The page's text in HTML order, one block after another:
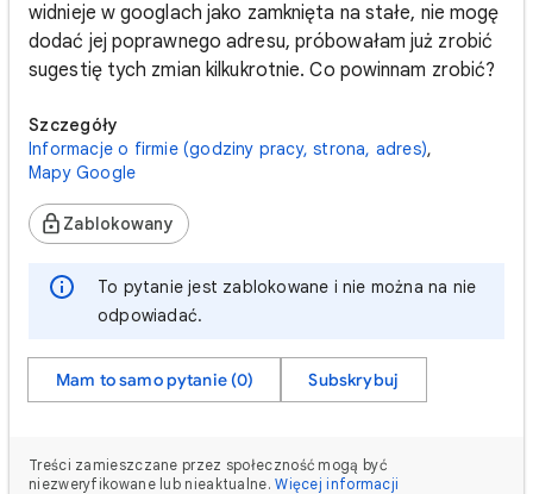
widnieje w googlach jako zamknięta na stałe, nie mogę
dodać jej poprawnego adresu, próbowałam już zrobić
sugestię tych zmian kilkukrotnie. Co powinnam zrobić?
Szczegóły
Informacje o firmie (godziny pracy, strona, adres),
Mapy Google
Zablokowany
To pytanie jest zablokowane i nie można na nie
odpowiadać.
Mam to samo pytanie (0) Subskrybuj
Treści zamieszczane przez społeczność mogą być
niezweryfikowane lub nieaktualne. Więcej informacji